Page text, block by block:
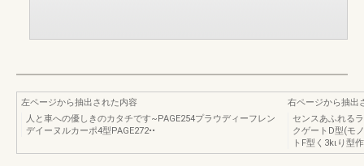
左ページから抽出された内容
人と車への優しきのカタチです~PAGE254プラウディーフレン
デイーヌルカーポ4型PAGE272••
右ページから抽出
センスあふれる
クゲートD型(モ
トF型く3kιり型